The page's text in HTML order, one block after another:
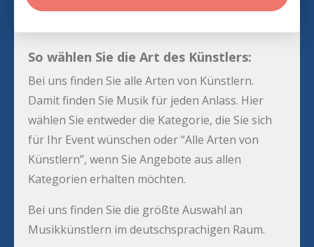
So wählen Sie die Art des Künstlers:
Bei uns finden Sie alle Arten von Künstlern.
Damit finden Sie Musik für jeden Anlass. Hier
wählen Sie entweder die Kategorie, die Sie sich
für Ihr Event wünschen oder “Alle Arten von
Künstlern”, wenn Sie Angebote aus allen
Kategorien erhalten möchten.
Bei uns finden Sie die größte Auswahl an
Musikkünstlern im deutschsprachigen Raum.